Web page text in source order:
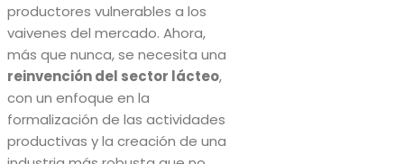
productores vulnerables a los
vaivenes del mercado. Ahora,
más que nunca, se necesita una
reinvención del sector lácteo,
con un enfoque en la
formalización de las actividades
productivas y la creación de una